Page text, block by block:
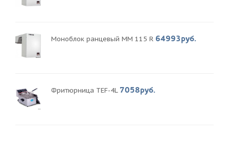
Моноблок ранцевый MM 115 R 64993руб.
Фритюрница TEF-4L 7058руб.